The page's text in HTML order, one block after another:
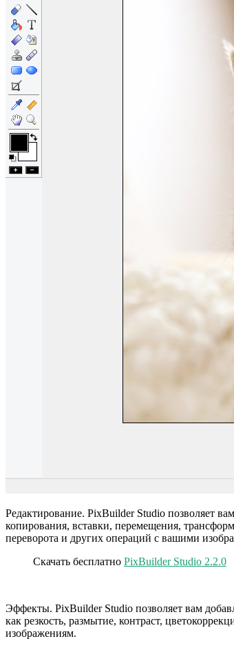
Редактирование. PixBuilder Studio позволяет
копирования, вставки, перемещения,
переворота и других операций с вашими
Скачать бесплатно PixBuilder Studio 2.2.0
Эффекты. PixBuilder Studio позволяет вам
как резкость, размытие, контраст,
изображениям.